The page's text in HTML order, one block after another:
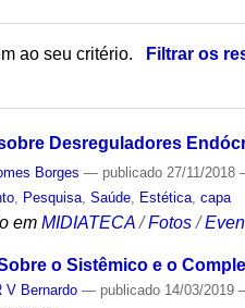
ao seu critério.
Filtrar os
Desreguladores
Borges — publicado 27/11/2018
Pesquisa ,Saúde Estética ,capa
em MIDIATECA /Fotos /
o Sistêmico e o
V Bernardo — publicado 14/03/2019